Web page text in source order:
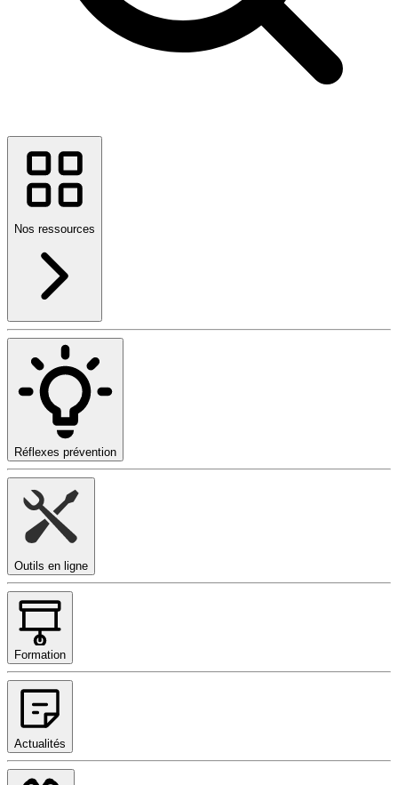
Nos ressources
Réflexes prévention
Outils en ligne
Formation
Actualités